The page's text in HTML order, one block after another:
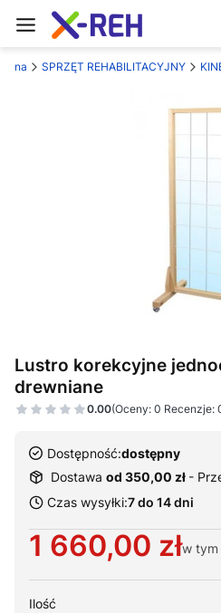
SPRZĘT REHABILITACYJNY
Lustro korekcyjne
drewniane
0.00(Oceny: 0 Recenzje:
Dostępność:dostępny
Dostawa od 350,00 zł -
Czas wysyłki:7 do 14 dni
Cena
1 660,00 złw tym
Ilość